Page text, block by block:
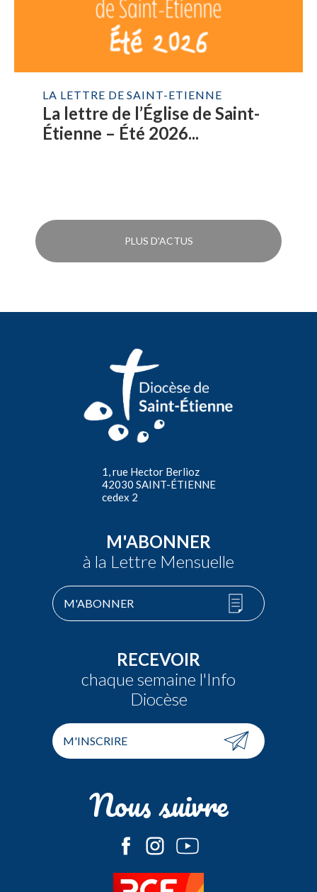
LA LETTRE DE SAINT-ETIENNE
La lettre de l’Église de Saint-
Étienne – Été 2026...
PLUS D'ACTUS
1, rue Hector Berlioz
42030 SAINT-ÉTIENNE
cedex 2
M'ABONNER
à la Lettre Mensuelle
M'ABONNER
RECEVOIR
chaque semaine l'Info
Diocèse
M'INSCRIRE
Nous suivre